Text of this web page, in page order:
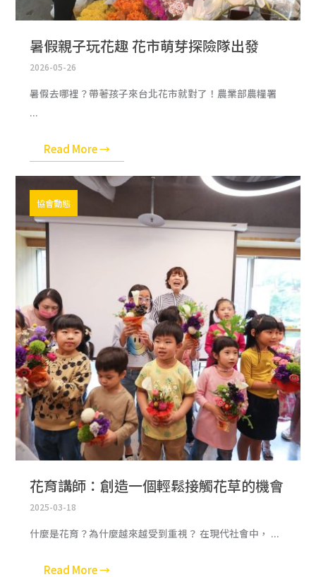
暑假親子玩花趣 花市萌芽探險隊出發
2026-05-26
暑假去哪裡？帶著孩子來台北花市就對了！農業部農糧署
...
Read More →
協會動態
花育講師：創造一個輕鬆接觸花草的機會
2025-03-18
什麼是花育？為什麼越來越受到重視？ 在現代社會中， ...
Read More →